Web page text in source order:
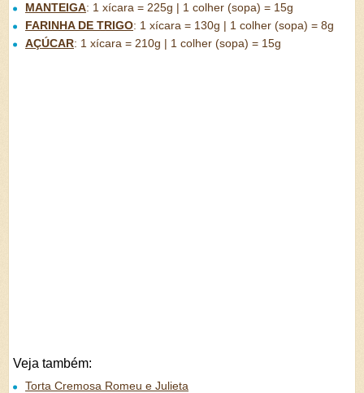
MANTEIGA: 1 xícara = 225g | 1 colher (sopa) = 15g
FARINHA DE TRIGO: 1 xícara = 130g | 1 colher (sopa) = 8g
AÇÚCAR: 1 xícara = 210g | 1 colher (sopa) = 15g
Veja também:
Torta Cremosa Romeu e Julieta